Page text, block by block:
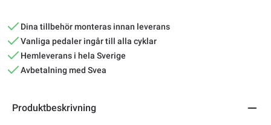
Dina tillbehör monteras innan leverans
Vanliga pedaler ingår till alla cyklar
Hemleverans i hela Sverige
Avbetalning med Svea
Produktbeskrivning